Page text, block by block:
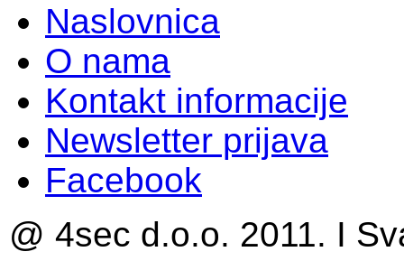
Naslovnica
O nama
Kontakt informacije
Newsletter prijava
Facebook
@ 4sec d.o.o. 2011. I